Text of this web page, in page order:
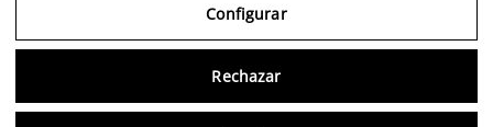
Configurar
Rechazar